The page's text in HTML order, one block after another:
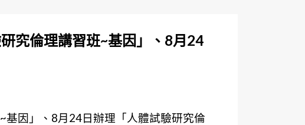
究倫理講習班~基因」、8月24
因」、8月24日辦理「人體試驗研究倫